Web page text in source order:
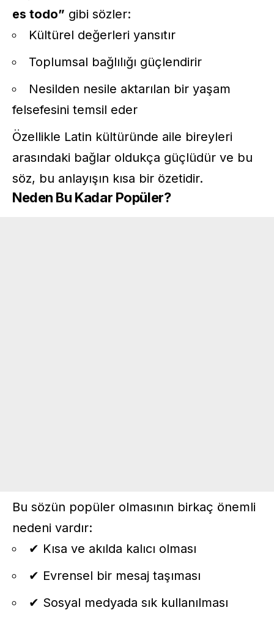
es todo” gibi sözler:
Kültürel değerleri yansıtır
Toplumsal bağlılığı güçlendirir
Nesilden nesile aktarılan bir yaşam
felsefesini temsil eder
Özellikle Latin kültüründe aile bireyleri
arasındaki bağlar oldukça güçlüdür ve bu
söz, bu anlayışın kısa bir özetidir.
Neden Bu Kadar Popüler?
Bu sözün popüler olmasının birkaç önemli
nedeni vardır:
✔ Kısa ve akılda kalıcı olması
✔ Evrensel bir mesaj taşıması
✔ Sosyal medyada sık kullanılması